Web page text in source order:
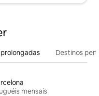
Destinos
mensais